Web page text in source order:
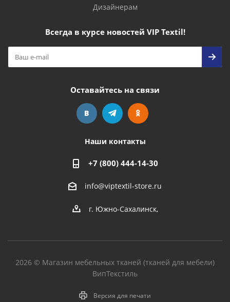
Дизайнерам
Всегда в курсе новостей VIP Textil!
Оставайтесь на связи
Наши контакты
+7 (800) 444-14-30
info@viptextil-store.ru
г. Южно-Сахалинск,
2026 © Магазин мебельных тканей (тканей для мебели)
ВипТекстиль
Версия для печати